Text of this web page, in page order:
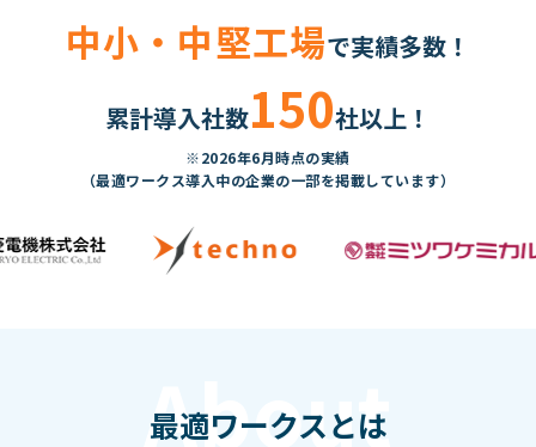
中小・中堅工場で実績多数！
累計導入社数150社以上！
※2026年6月時点の実績
（最適ワークス導入中の企業の一部を掲載しています）
最適ワークスとは